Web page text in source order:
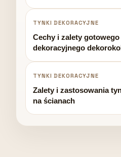
TYNKI DEKORACYJNE
Cechy i zalety
dekoracyjnego
TYNKI DEKORACYJNE
Zalety i zastosowania
na ścianach